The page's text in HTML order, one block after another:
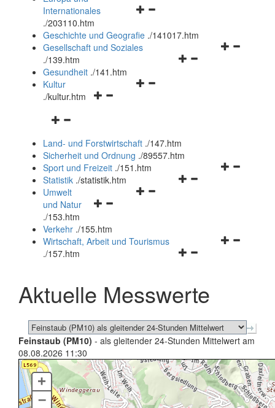
Navigationsmenü
und
schließen
Internationales
./203110.htm
Geschichte und Geografie ./141017.htm
Navigationsmenü
Gesellschaft und Soziales
./139.htm
Navigationsmenü
Gesundheit ./141.htm
Navigationsmenü
Kultur
./kultur.htm
Navigationsmenü
und
schließen
Land- und Forstwirtschaft ./147.htm
Sicherheit und Ordnung ./89557.htm
Navigationsmenü
Sport und Freizeit ./151.htm
Navigationsmenü
Statistik ./statistik.htm
Navigationsmenü
und
schließen
Umwelt
und Natur
./153.htm
Verkehr ./155.htm
Navigationsmenü
schließen
Wirtschaft, Arbeit und Tourismus
./157.htm
Aktuelle Messwerte
Feinstaub (PM10) - als gleitender 24-Stunden Mittelwert am
08.08.2026 11:30
+
–